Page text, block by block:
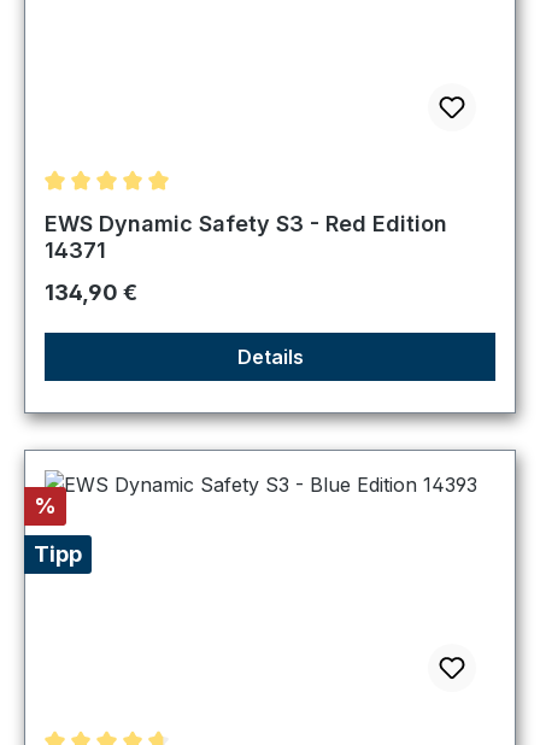
Durchschnittliche Bewertung von 5 von 5 Sternen
EWS Dynamic Safety S3 - Red Edition
14371
Regulärer Preis:
134,90 €
Details
Rabatt
%
Tipp